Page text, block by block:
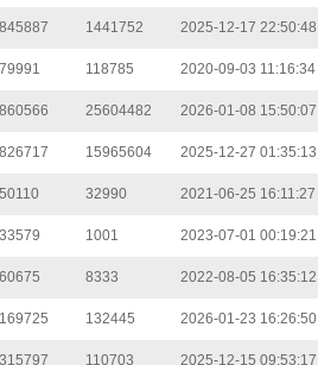
1441752 2025-12-17 22:50:48
118785 2020-09-03 11:16:34
25604482 2026-01-08 15:50:07
15965604 2025-12-27 01:35:13
32990 2021-06-25 16:11:27
1001 2023-07-01 00:19:21
8333 2022-08-05 16:35:12
我来的地方 132445 2026-01-23 16:26:50
110703 2025-12-15 09:53:17